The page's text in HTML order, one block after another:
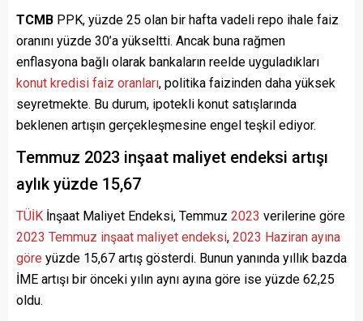
TCMB PPK, yüzde 25 olan bir hafta vadeli repo ihale faiz
oranını yüzde 30’a yükseltti. Ancak buna rağmen
enflasyona bağlı olarak bankaların reelde uyguladıkları
konut kredisi faiz oranları, politika faizinden daha yüksek
seyretmekte. Bu durum, ipotekli konut satışlarında
beklenen artışın gerçekleşmesine engel teşkil ediyor.
Temmuz 2023 inşaat maliyet endeksi artışı
aylık yüzde 15,67
TÜİK İnşaat Maliyet Endeksi, Temmuz 2023 verilerine göre
2023 Temmuz inşaat maliyet endeksi, 2023 Haziran ayına
göre yüzde 15,67 artış gösterdi. Bunun yanında yıllık bazda
İME artışı bir önceki yılın aynı ayına göre ise yüzde 62,25
oldu.